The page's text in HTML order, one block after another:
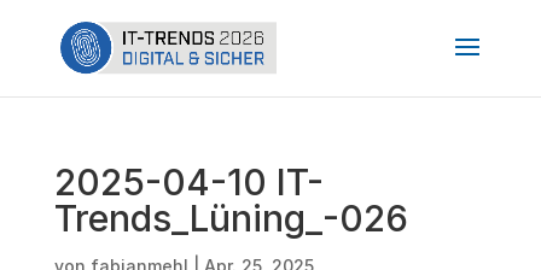
2025-04-10 IT-
Trends_Lüning_-026
von fabianmehl Apr. 25, 2025